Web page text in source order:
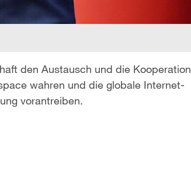
den Austausch und die Kooperation
wahren und die globale Internet-
vorantreiben.